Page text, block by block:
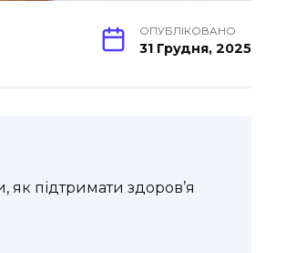
ОПУБЛІКОВАНО
31 Грудня, 2025
як підтримати здоров’я